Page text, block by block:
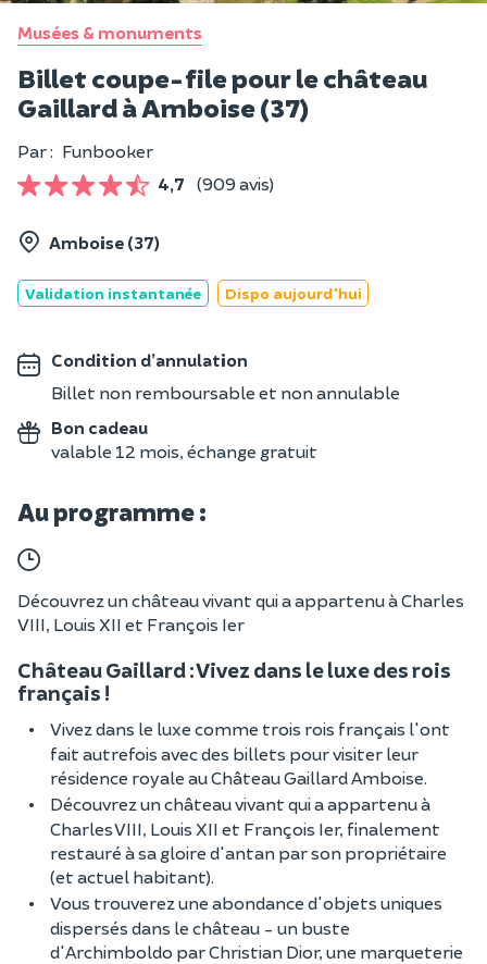
Musées & monuments
Billet coupe-file pour le château
Gaillard à Amboise (37)
Par : Funbooker
4,7
(909 avis)
Amboise (37)
Validation instantanée Dispo aujourd'hui
Condition d’annulation
Billet non remboursable et non annulable
Bon cadeau
valable 12 mois, échange gratuit
Au programme :
Découvrez un château vivant qui a appartenu à Charles
VIII, Louis XII et François Ier
Château Gaillard : Vivez dans le luxe des rois
français !
Vivez dans le luxe comme trois rois français l'ont
fait autrefois avec des billets pour visiter leur
résidence royale au Château Gaillard Amboise.
Découvrez un château vivant qui a appartenu à
Charles VIII, Louis XII et François Ier, finalement
restauré à sa gloire d'antan par son propriétaire
(et actuel habitant).
Vous trouverez une abondance d'objets uniques
dispersés dans le château - un buste
d'Archimboldo par Christian Dior, une marqueterie